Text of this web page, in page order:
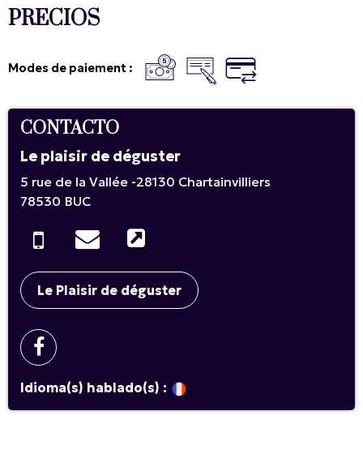
PRECIOS
Modes de paiement :
CONTACTO
Le plaisir de déguster
5 rue de la Vallée -28130 Chartainvilliers
78530 BUC
Le Plaisir de déguster
Idioma(s) hablado(s) :